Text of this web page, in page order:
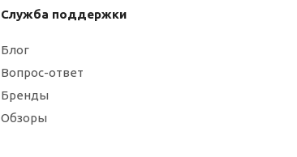
Служба поддержки
Блог
Вопрос-ответ
Бренды
Обзоры